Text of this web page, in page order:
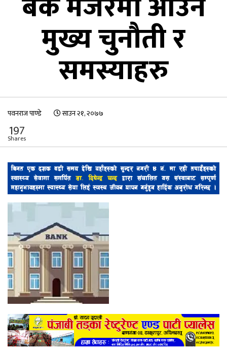
मुख्य चुनौती र
समस्याहरु
पवनराज पाण्डे साउन २१, २०७७
197
Shares